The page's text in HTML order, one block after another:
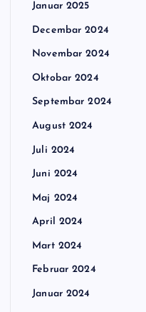
Januar 2025
Decembar 2024
Novembar 2024
Oktobar 2024
Septembar 2024
August 2024
Juli 2024
Juni 2024
Maj 2024
April 2024
Mart 2024
Februar 2024
Januar 2024